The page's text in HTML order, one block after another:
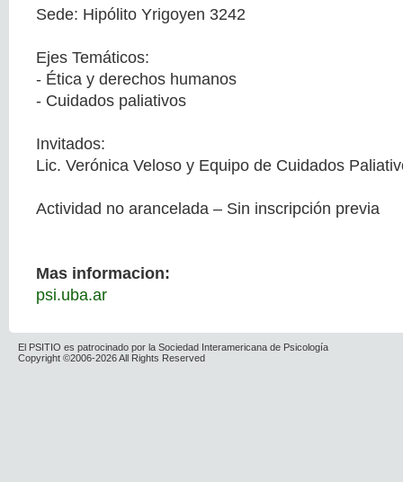
Sede: Hipólito Yrigoyen 3242
Ejes Temáticos:
- Ética y derechos humanos
- Cuidados paliativos
Invitados:
Lic. Verónica Veloso y Equipo de Cuidados
Actividad no arancelada – Sin inscripción previa
Mas informacion:
psi.uba.ar
El PSITIO es patrocinado por la Sociedad Interamericana de Psicología
Copyright ©2006-2026 All Rights Reserved